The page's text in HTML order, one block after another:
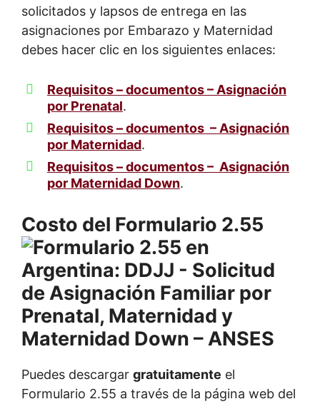
solicitados y lapsos de entrega en las
asignaciones por Embarazo y Maternidad
debes hacer clic en los siguientes enlaces:
Requisitos – documentos – Asignación
por Prenatal.
Requisitos – documentos – Asignación
por Maternidad.
Requisitos – documentos – Asignación
por Maternidad Down.
Costo del Formulario 2.55
Puedes descargar gratuitamente el
Formulario 2.55 a través de la página web del